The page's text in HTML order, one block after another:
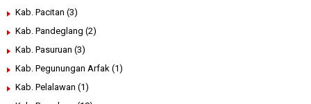
Kab. Pacitan (3)
Kab. Pandeglang (2)
Kab. Pasuruan (3)
Kab. Pegunungan Arfak (1)
Kab. Pelalawan (1)